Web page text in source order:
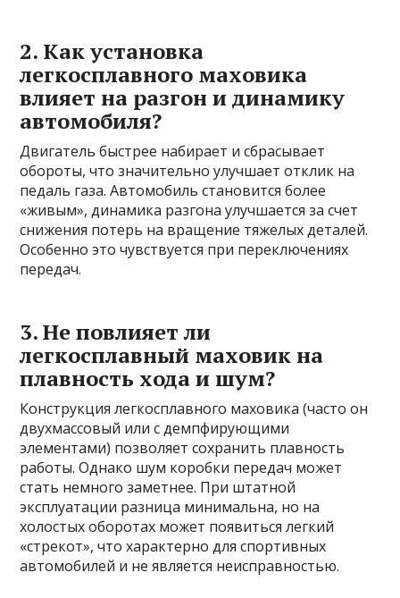
2. Как установка
легкосплавного маховика
влияет на разгон и динамику
автомобиля?
Двигатель быстрее набирает и сбрасывает
обороты, что значительно улучшает отклик на
педаль газа. Автомобиль становится более
«живым», динамика разгона улучшается за счет
снижения потерь на вращение тяжелых деталей.
Особенно это чувствуется при переключениях
передач.
3. Не повлияет ли
легкосплавный маховик на
плавность хода и шум?
Конструкция легкосплавного маховика (часто он
двухмассовый или с демпфирующими
элементами) позволяет сохранить плавность
работы. Однако шум коробки передач может
стать немного заметнее. При штатной
эксплуатации разница минимальна, но на
холостых оборотах может появиться легкий
«стрекот», что характерно для спортивных
автомобилей и не является неисправностью.